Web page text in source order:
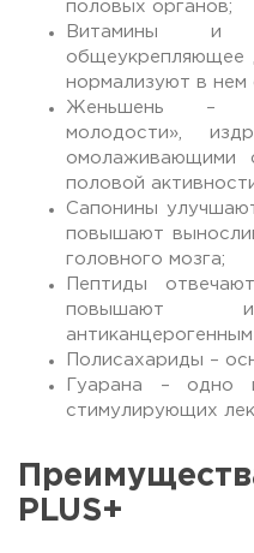
половых органов;
Витамины и
общеукрепляющее
нормализуют в нем
Женьшень –
молодости»,
омолаживающими
половой
Сапонины
повышают
головного мозга;
Пептиды
повышают
Полисахариды –
Гуарана – одно
стимулирующих
PLUS+